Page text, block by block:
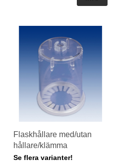
Flaskhållare med/utan
hållare/klämma
Se flera varianter!